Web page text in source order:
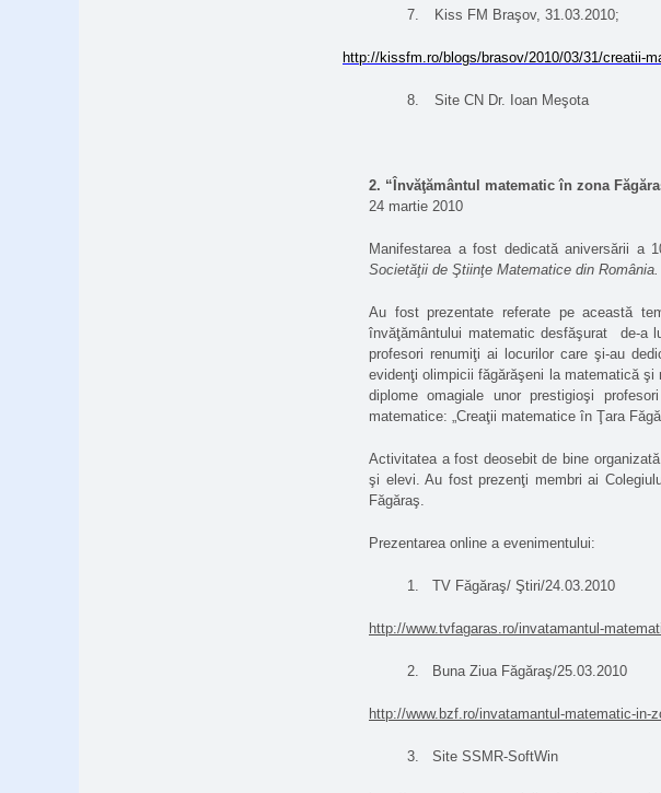
7. Kiss FM Braşov, 31.03.2010;
http://kissfm.ro/blogs/brasov/2010/03/31/creatii-
8. Site CN Dr. Ioan Meşota
2. “Învăţământul matematic în zona
24 martie 2010
Manifestarea a fost dedicată aniversării a
Societăţii de Ştiinţe Matematice din România.
Au fost prezentate referate pe această
învăţământului matematic desfăşurat
de-a
profesori renumiţi ai locurilor care şi-au
evidenţi olimpicii făgărăşeni la matematică
diplome omagiale unor prestigioşi
matematice: „Creaţii matematice în Ţara
Activitatea a fost deosebit de bine
şi elevi. Au fost prezenţi membri ai
Făgăraş.
Prezentarea online a evenimentului:
1. TV Făgăraş/ Ştiri/24.03.2010
http://www.tvfagaras.ro/invatamantul-
2. Buna Ziua Făgăraş/25.03.2010
http://www.bzf.ro/invatamantul-matematic-in-
3. Site SSMR-SoftWin